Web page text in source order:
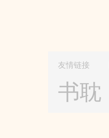
友情链接
书耽